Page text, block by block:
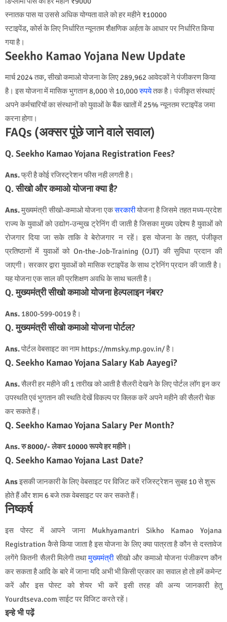
स्नातक पास या उससे अधिक योग्यता वाले को हर महीने ₹10000
स्टाइपेंड, कोर्स के लिए निर्धारित न्यूनतम शैक्षणिक अर्हता के आधार पर निर्धारित किया
गया है।
Seekho Kamao Yojana New Update
मार्च 2024 तक, सीखो कमाओ योजना के लिए 289,962 आवेदकों ने पंजीकरण किया
है। इस योजना में मासिक भुगतान 8,000 से 10,000रुपयेतक है। पंजीकृत संस्थाएं
अपने कर्मचारियों का संस्थानों को युवाओं के बैंक खातों में 25% न्यूनतम स्टाइपेंड जमा
करना होगा।
FAQs (अक्सर पूंछे जाने वाले सवाल)
Q. Seekho Kamao Yojana Registration Fees?
Ans.फ्री हैकोई रजिस्ट्रेशन फीस नही लगती है।
Q. सीखो और कमाओ योजना क्या है?
Ans.मुख्यमंत्री सीखो-कमाओ योजना एकसरकारीयोजना है जिसमे तहत मध्य-प्रदेश
राज्य के युवाओं को उद्योग-उन्मुख ट्रेनिंग दी जाती है जिसका मुख्य उद्देश्य है युवाओं को
रोजगार दिया जा सके ताकि वे बेरोजगार न रहें। इस योजना के तहत, पंजीकृत
प्रतिष्ठानों में युवाओं को On-the-Job-Training (OJT) की सुविधा प्रदान की
जाएगी। सरकार द्वारा युवाओं को मासिक स्टाइपेंड के साथ ट्रेनिंग प्रदान की जाती है।
यह योजना एक साल की प्रशिक्षण अवधि के साथ चलती है।
Q. मुख्यमंत्री सीखो कमाओ योजना हेल्पलाइन नंबर?
Ans. 1800-599-0019 है।
Q. मुख्यमंत्री सीखो कमाओ योजना पोर्टल?
Ans.पोर्टल वेबसाइट का नाम https://mmsky.mp.gov.in/ है।
Q. Seekho Kamao Yojana Salary Kab Aayegi?
Ans.सैलरी हर महीने की 1 तारीख को आती है सैलरी देखने के लिए पोर्टल लॉग इन कर
उपस्थति एवं भुगतान की स्थति देखें विकल्प पर क्लिक करें अपने महीने की सैलरी चेक
कर सकते हैं।
Q. Seekho Kamao Yojana Salary Per Month?
Ans. रु 8000/- लेकर 10000 रूपये हर महीने।
Q. Seekho Kamao Yojana Last Date?
Ansइसकी जानकारी के लिए वेबसाइट पर विजिट करें रजिस्ट्रेशन सुबह 10 से शुरू
होते हैं और शाम 6 बजे तक वेबसाइट पर कर सकते हैं।
निष्कर्ष
इस पोस्ट में आपने जाना Mukhyamantri Sikho Kamao Yojana
Registration कैसे किया जाता है इस योजना के लिए क्या पात्रता है कौन से दस्तावेज
लगेंगे कितनी सैलरी मिलेगी तथामुख्यमंत्रीसीखो और कमाओ योजना पंजीकरण कौन
कर सकता है आदि के बारे में जाना यदि अभी भी किसी प्रकार का सवाल हो तो हमें कमेन्ट
करें और इस पोस्ट को शेयर भी करें इसी तरह की अन्य जानकारी हेतु
Yourdtseva.com साईट पर विजिट करते रहें।
इन्हे भी पढ़ें